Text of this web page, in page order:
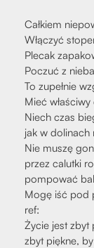
Cał­kiem
Włą­czyć
Ple­cak
Poczuć z
To zupeł­nie
Mieć
Niech czas
jak w doli­nach
Nie muszę
przez calut­ki
pom­po­wać
Mogę iść pod
ref:
Życie jest zbyt
zbyt pięk­ne,